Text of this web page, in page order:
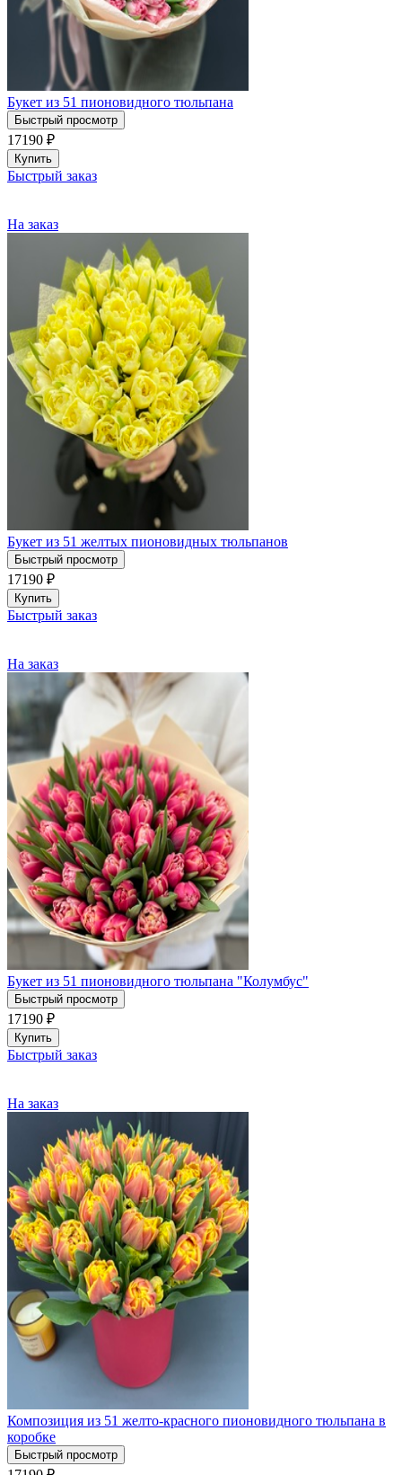
Букет из 51 пионовидного тюльпана
Быстрый просмотр
17190 ₽
Купить
Быстрый заказ
На заказ
Букет из 51 желтых пионовидных тюльпанов
Быстрый просмотр
17190 ₽
Купить
Быстрый заказ
На заказ
Букет из 51 пионовидного тюльпана "Колумбус"
Быстрый просмотр
17190 ₽
Купить
Быстрый заказ
На заказ
Композиция из 51 желто-красного пионовидного тюльпана в
коробке
Быстрый просмотр